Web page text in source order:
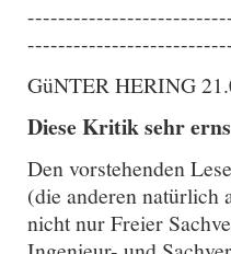
GüNTER HERING
Diese Kritik sehr
Den vorstehenden
(die anderen
nicht nur Freier